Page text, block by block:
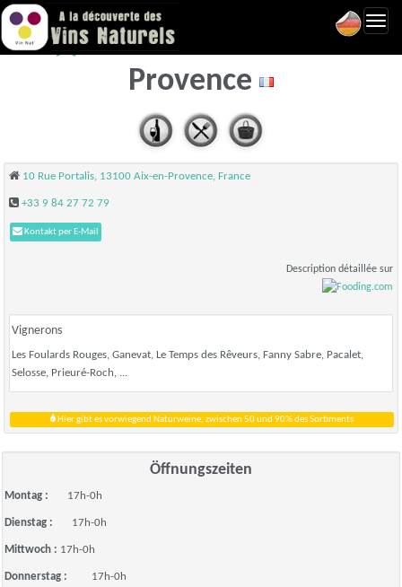
La Meduse - Aix-en-
Provence
10 Rue Portalis, 13100 Aix-en-Provence, France
+33 9 84 27 72 79
Kontakt per E-Mail
Description détaillée sur
Vignerons
Les Foulards Rouges, Ganevat, Le Temps des Rêveurs, Fanny Sabre, Pacalet,
Selosse, Prieuré-Roch, ...
Hier gibt es vorwiegend Naturweine, zwischen 50 und 90% des Sortiments
Öffnungszeiten
Montag : 17h-0h
Dienstag : 17h-0h
Mittwoch : 17h-0h
Donnerstag : 17h-0h